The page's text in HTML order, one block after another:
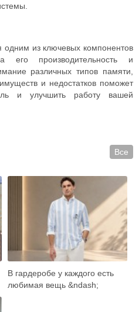
одним из ключевых компонентов
его производительность и
различных типов памяти,
и недостатков поможет
и улучшить работу вашей
Все
В гардеробе у каждого есть
любимая вещь &ndash;